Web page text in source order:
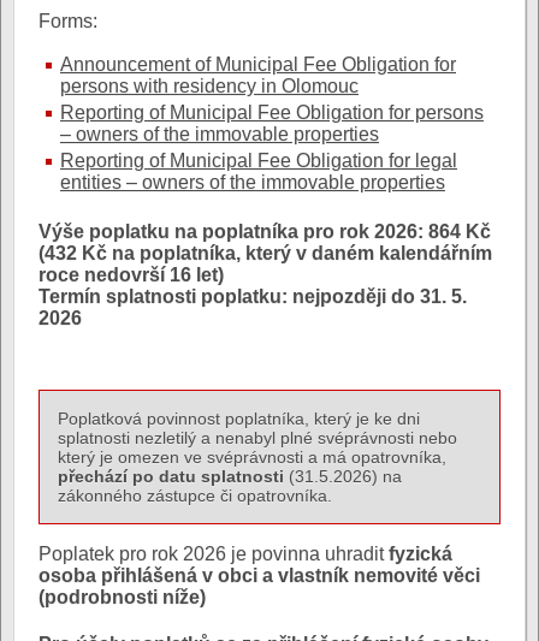
Forms:
Announcement of Municipal Fee Obligation for
persons with residency in Olomouc
Reporting of Municipal Fee Obligation for persons
– owners of the immovable properties
Reporting of Municipal Fee Obligation for legal
entities – owners of the immovable properties
Výše poplatku na poplatníka pro rok 2026: 864 Kč
(432 Kč na poplatníka, který v daném kalendářním
roce nedovrší 16 let)
Termín splatnosti poplatku: nejpozději do 31. 5.
2026
Poplatková povinnost poplatníka, který je ke dni
splatnosti nezletilý a nenabyl plné svéprávnosti nebo
který je omezen ve svéprávnosti a má opatrovníka,
přechází po datu splatnosti (31.5.2026) na
zákonného zástupce či opatrovníka.
Poplatek pro rok 2026 je povinna uhraditfyzická
osoba přihlášená v obci a vlastník nemovité věci
(podrobnosti níže)